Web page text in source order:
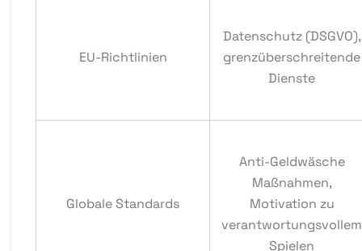
EU-Richtlinien
Datenschutz (DSGVO),
grenzüberschreitende
Dienste
Globale Standards
Anti-Geldwäsche
Maßnahmen,
Motivation zu
verantwortungsvollem
Spielen